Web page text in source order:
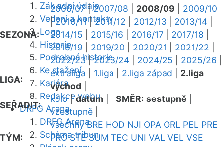
Základní údaje
Vedení a kontakty
Logo
Historie
Podrobná historie
Ke stažení
Kariéra
Redakce webu
DRFG Arena
DRFG Arena
Schéma tribun
SEZONA:
2006/07|2007/08 2008/09
2009/10
|2010/11|2011/12 2012/13 2013/14
2014/15
2015/16 2016/17 2017/18
2018/19
2019/20 2020/21 2021/22
2022/23|2023/24 2024/25 2025/26
LIGA:
extraliga 1.liga 2.liga západ
2.liga
východ
SEŘADIT:
kolo|datum SMĚR: sestupně
vzestupně
TÝM:
všechny BRE HOD NJI OPA ORL PEL PRE
PRO STE SUM TEC UNI VAL VEL VSE